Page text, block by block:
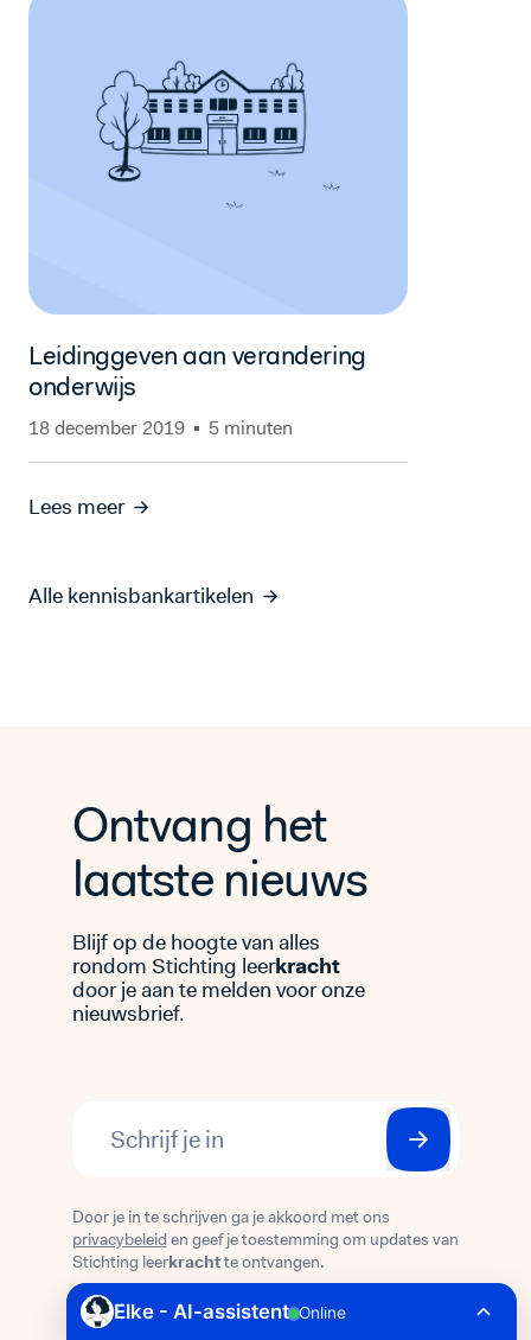
Leidinggeven aan verandering
onderwijs
18 december 2019 5 minuten
Lees meer
Alle kennisbankartikelen
Ontvang het
laatste nieuws
Blijf op de hoogte van alles
rondom Stichting leerkracht
door je aan te melden voor onze
nieuwsbrief.
Door je in te schrijven ga je akkoord met ons
privacybeleid en geef je toestemming om updates van
Stichting leerkrachtte ontvangen.